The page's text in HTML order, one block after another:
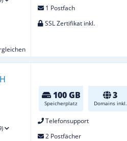
1 Postfach
SSL Zertifikat inkl.
100 GB
Speicherplatz
3
Domains inkl.
Telefonsupport
2 Postfächer